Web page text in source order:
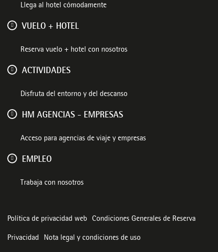
Llega al hotel cómodamente
VUELO + HOTEL
Reserva vuelo + hotel con nosotros
ACTIVIDADES
Disfruta del entorno y del descanso
HM AGENCIAS - EMPRESAS
Acceso para agencias de viaje y empresas
EMPLEO
Trabaja con nosotros
Política de privacidad web Condiciones Generales de Reserva
Privacidad Nota legal y condiciones de uso